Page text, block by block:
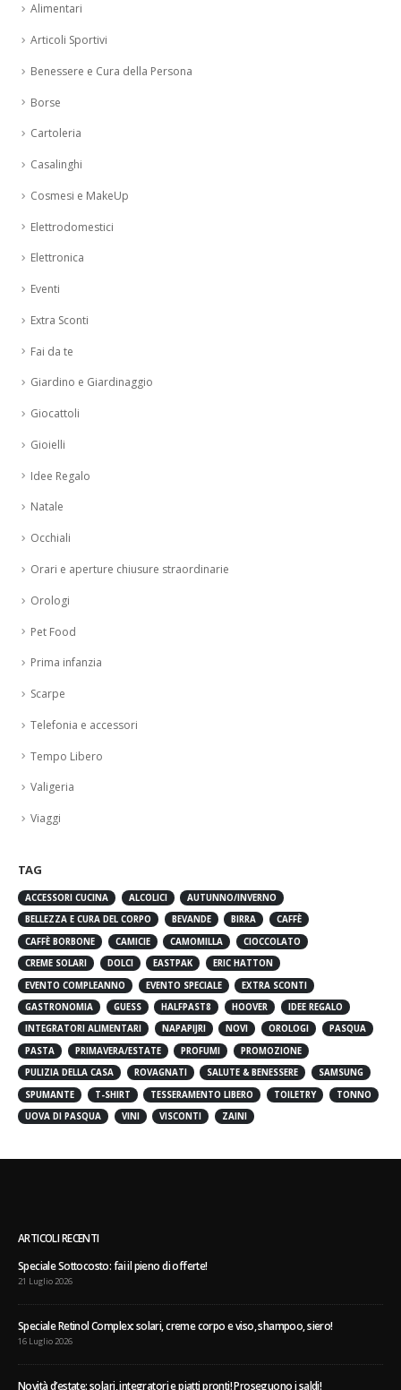
Alimentari
Articoli Sportivi
Benessere e Cura della Persona
Borse
Cartoleria
Casalinghi
Cosmesi e MakeUp
Elettrodomestici
Elettronica
Eventi
Extra Sconti
Fai da te
Giardino e Giardinaggio
Giocattoli
Gioielli
Idee Regalo
Natale
Occhiali
Orari e aperture chiusure straordinarie
Orologi
Pet Food
Prima infanzia
Scarpe
Telefonia e accessori
Tempo Libero
Valigeria
Viaggi
TAG
ACCESSORI CUCINA ALCOLICI
AUTUNNO/INVERNO
BELLEZZA E CURA DEL CORPO
BEVANDE BIRRA
CAFFÈ
CAFFÈ BORBONE
CAMICIE CAMOMILLA
CIOCCOLATO
CREME SOLARI
DOLCI EASTPAK
ERIC HATTON
EVENTO COMPLEANNO
EVENTO SPECIALE
EXTRA SCONTI
GASTRONOMIA
GUESS HALFPAST8 HOOVER
IDEE REGALO
INTEGRATORI ALIMENTARI
NAPAPIJRI NOVI OROLOGI
PASQUA
PASTA
PRIMAVERA/ESTATE PROFUMI
PROMOZIONE
PULIZIA DELLA CASA
ROVAGNATI SALUTE & BENESSERE
SAMSUNG
SPUMANTE
T-SHIRT TESSERAMENTO LIBERO TOILETRY
TONNO
UOVA DI PASQUA
VINI VISCONTI ZAINI
ARTICOLI RECENTI
Speciale Sottocosto: fai il pieno di offerte!
21 Luglio 2026
Speciale Retinol Complex: solari, creme corpo e viso, shampoo, siero!
16 Luglio 2026
Novità d’estate: solari, integratori e piatti pronti! Proseguono i saldi!